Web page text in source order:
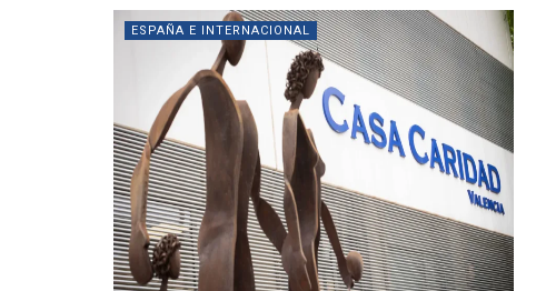
ESPAÑA E INTERNACIONAL